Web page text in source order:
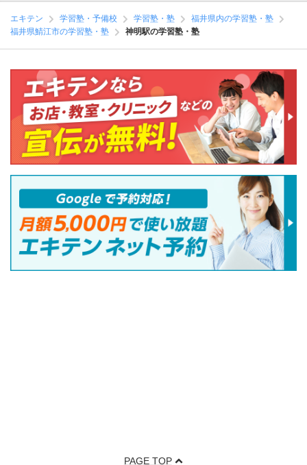
エキテン 学習塾・予備校 学習塾・塾
福井県内の学習塾・塾
福井県鯖江市の学習塾・塾
神明駅の学習塾・塾
PAGE TOP